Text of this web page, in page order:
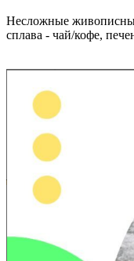
Несложные
сплава - чай/кофе,